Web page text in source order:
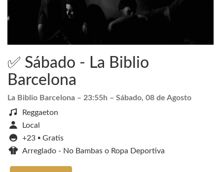
✅ Sábado - La Biblio
Barcelona
La Biblio Barcelona – 23:55h – Sábado, 08 de Agosto
Reggaeton
Local
+23 ▪️ Gratis
Arreglado - No Bambas o Ropa Deportiva